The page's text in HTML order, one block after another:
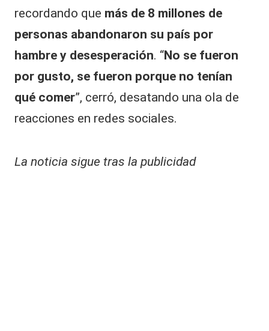
recordando que más de 8 millones de
personas abandonaron su país por
hambre y desesperación. “No se fueron
por gusto, se fueron porque no tenían
qué comer”, cerró, desatando una ola de
reacciones en redes sociales.
La noticia sigue tras la publicidad